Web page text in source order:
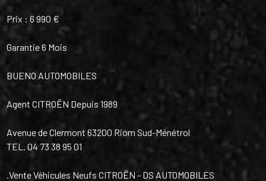
Prix : 6 990 €
Garantie 6 Mois
BUENO AUTOMOBILES
Agent CITROËN Depuis 1989
Avenue de Clermont 63200 Riom Sud-Ménétrol
TEL. 04 73 38 95 01
.Vente Véhicules Neufs CITROËN - DS AUTOMOBILES